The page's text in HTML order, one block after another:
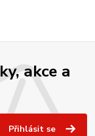
akce a
Přihlásit se